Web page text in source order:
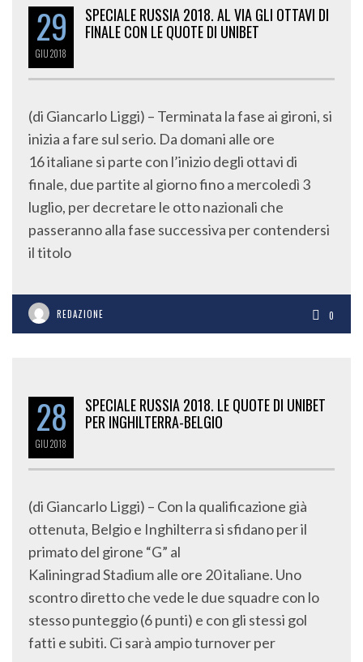
29
GIU2018
SPECIALE RUSSIA 2018. AL VIA GLI OTTAVI DI
FINALE CON LE QUOTE DI UNIBET
(di Giancarlo Liggi) – Terminata la fase ai gironi, si
inizia a fare sul serio. Da domani alle ore
16 italiane si parte con l’inizio degli ottavi di
finale, due partite al giorno fino a mercoledì 3
luglio, per decretare le otto nazionali che
passeranno alla fase successiva per contendersi
il titolo
REDAZIONE 0
28
GIU2018
SPECIALE RUSSIA 2018. LE QUOTE DI UNIBET
PER INGHILTERRA-BELGIO
(di Giancarlo Liggi) – Con la qualificazione già
ottenuta, Belgio e Inghilterra si sfidano per il
primato del girone “G” al
Kaliningrad Stadium alle ore 20 italiane. Uno
scontro diretto che vede le due squadre con lo
stesso punteggio (6 punti) e con gli stessi gol
fatti e subiti. Ci sarà ampio turnover per